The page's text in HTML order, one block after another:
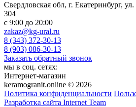
Свердловская обл, г. Екатеринбург,
304
c 9:00 до 20:00
zakaz@kg-ural.ru
8 (343) 372-30-13
8 (903) 086-30-13
Заказать обратный звонок
мы в соц. сетях:
Интернет-магазин
keramogranit.online © 2026
Политика конфиденциальности
Разработка сайта Internet Team